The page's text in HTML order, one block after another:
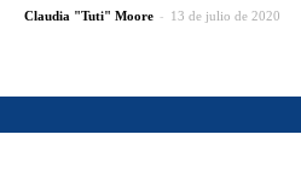
Claudia "Tuti" Moore - 13 de julio de 2020